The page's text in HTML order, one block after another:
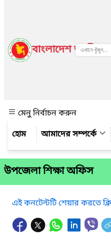
বাংলাদেশ জাতীয়
মেনু নির্বাচন করুন
আমাদের সম্পর্কে
উপজেলা শিক্ষা অফিস
এই কনটেন্টটি শেয়ার করতে